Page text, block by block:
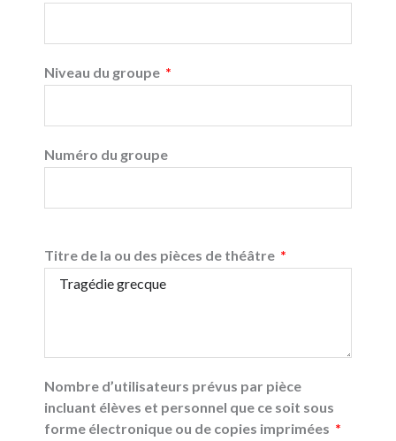
Niveau du groupe
Numéro du groupe
Titre de la ou des pièces de théâtre
Nombre d’utilisateurs prévus par pièce
incluant élèves et personnel que ce soit sous
forme électronique ou de copies imprimées